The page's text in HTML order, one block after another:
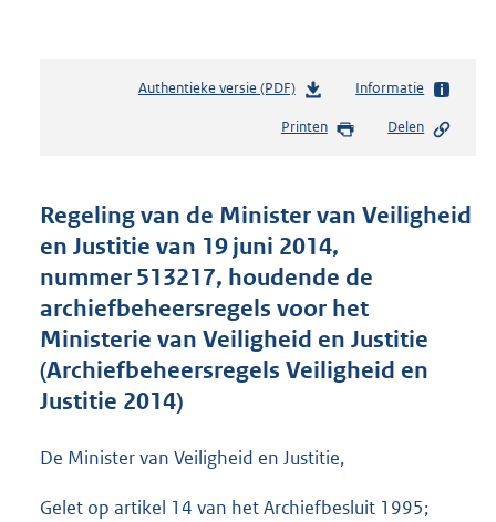
Authentieke versie (PDF)b
s
d
s
g
o
o
t
3
5
Informatie
Printen Delen
Regeling van de Minister van Veiligheid
en Justitie van 19 juni 2014,
nummer 513217, houdende de
archiefbeheersregels voor het
Ministerie van Veiligheid en Justitie
(Archiefbeheersregels Veiligheid en
Justitie 2014)
De Minister van Veiligheid en Justitie,
Gelet op artikel 14 van het Archiefbesluit 1995;